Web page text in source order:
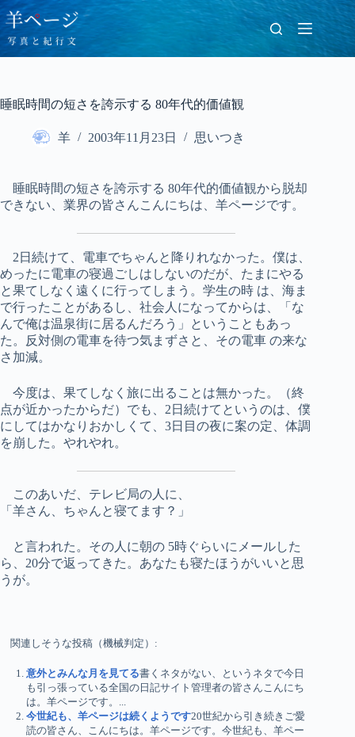
コ
ン
テ
ン
ス
睡眠時間の短さを誇示する 80年代的価値観
羊 2003年11月23日 思いつき
睡眠時間の短さを誇示する 80年代的価値観から脱却
できない、業界の皆さんこんにちは、羊ページです。
2日続けて、電車でちゃんと降りれなかった。僕は、
めったに電車の寝過ごしはしないのだが、たまにやる
と果てしなく遠くに行ってしまう。学生の時 は、海ま
で行ったことがあるし、社会人になってからは、「な
んで俺は温泉街に居るんだろう」ということもあっ
た。反対側の電車を待つ気まずさと、その電車 の来な
さ加減。
今度は、果てしなく旅に出ることは無かった。（終
点が近かったからだ）でも、2日続けてというのは、僕
にしてはかなりおかしくて、3日目の夜に案の定、体調
を崩した。やれやれ。
このあいだ、テレビ局の人に、
「羊さん、ちゃんと寝てます？」
と言われた。その人に朝の 5時ぐらいにメールした
ら、20分で返ってきた。あなたも寝たほうがいいと思
うが。
関連しそうな投稿（機械判定）:
意外とみんな月を見てる書くネタがない、というネタで今日
も引っ張っている全国の日記サイト管理者の皆さんこんにち
は。羊ページです。...
今世紀も、羊ページは続くようです20世紀から引き続きご愛
読の皆さん、こんにちは。羊ページです。今世紀も、羊ペー